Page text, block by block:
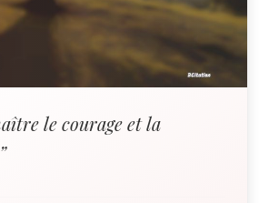
le courage et la